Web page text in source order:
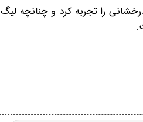
را تجربه کرد و چنانچه لیگ